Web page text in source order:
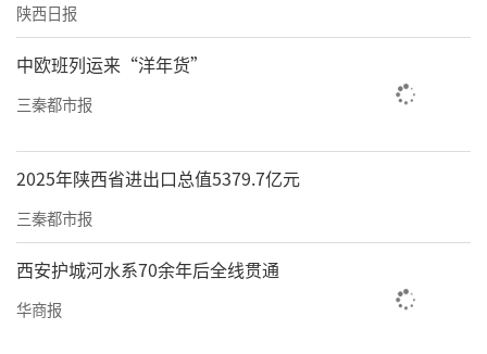
陕西日报
中欧班列运来“洋年货”
三秦都市报
2025年陕西省进出口总值5379.7亿元
三秦都市报
西安护城河水系70余年后全线贯通
华商报